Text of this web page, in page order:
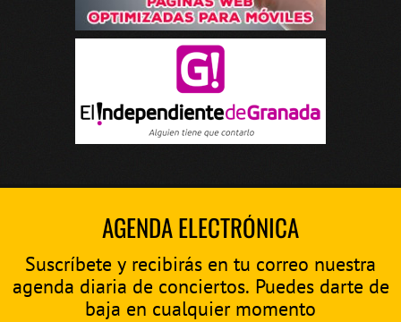
AGENDA ELECTRÓNICA
Suscríbete y recibirás en tu correo nuestra
agenda diaria de conciertos. Puedes darte de
baja en cualquier momento